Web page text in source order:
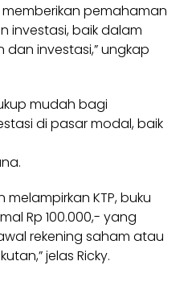
pemahaman
investasi, baik dalam
investasi,” ungkap
mudah bagi
di pasar modal, baik
KTP, buku
Rp 100.000,- yang
rekening saham atau
jelas Ricky.